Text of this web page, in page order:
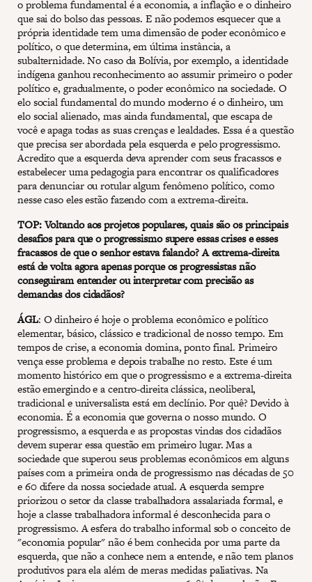
o problema fundamental é a economia, a inflação e o dinheiro
que sai do bolso das pessoas. E não podemos esquecer que a
própria identidade tem uma dimensão de poder econômico e
político, o que determina, em última instância, a
subalternidade. No caso da Bolívia, por exemplo, a identidade
indígena ganhou reconhecimento ao assumir primeiro o poder
político e, gradualmente, o poder econômico na sociedade. O
elo social fundamental do mundo moderno é o dinheiro, um
elo social alienado, mas ainda fundamental, que escapa de
você e apaga todas as suas crenças e lealdades. Essa é a questão
que precisa ser abordada pela esquerda e pelo progressismo.
Acredito que a esquerda deva aprender com seus fracassos e
estabelecer uma pedagogia para encontrar os qualificadores
para denunciar ou rotular algum fenômeno político, como
nesse caso eles estão fazendo com a extrema-direita.
TOP: Voltando aos projetos populares, quais são os principais
desafios para que o progressismo supere essas crises e esses
fracassos de que o senhor estava falando? A extrema-direita
está de volta agora apenas porque os progressistas não
conseguiram entender ou interpretar com precisão as
demandas dos cidadãos?
ÁGL: O dinheiro é hoje o problema econômico e político
elementar, básico, clássico e tradicional de nosso tempo. Em
tempos de crise, a economia domina, ponto final. Primeiro
vença esse problema e depois trabalhe no resto. Este é um
momento histórico em que o progressismo e a extrema-direita
estão emergindo e a centro-direita clássica, neoliberal,
tradicional e universalista está em declínio. Por quê? Devido à
economia. É a economia que governa o nosso mundo. O
progressismo, a esquerda e as propostas vindas dos cidadãos
devem superar essa questão em primeiro lugar. Mas a
sociedade que superou seus problemas econômicos em alguns
países com a primeira onda de progressismo nas décadas de 50
e 60 difere da nossa sociedade atual. A esquerda sempre
priorizou o setor da classe trabalhadora assalariada formal, e
hoje a classe trabalhadora informal é desconhecida para o
progressismo. A esfera do trabalho informal sob o conceito de
"economia popular" não é bem conhecida por uma parte da
esquerda, que não a conhece nem a entende, e não tem planos
produtivos para ela além de meras medidas paliativas. Na